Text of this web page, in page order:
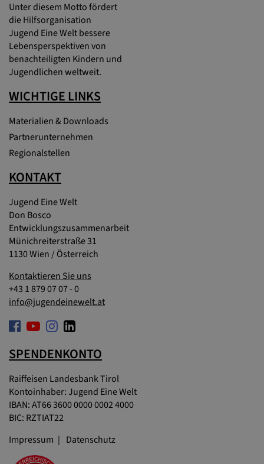
Unter diesem Motto fördert
die Hilfsorganisation
Jugend Eine Welt bessere
Lebensperspektiven von
benachteiligten Kindern und
Jugendlichen weltweit.
WICHTIGE LINKS
Materialien & Downloads
Partnerunternehmen
Regionalstellen
KONTAKT
Jugend Eine Welt
Don Bosco
Entwicklungszusammenarbeit
Münichreiterstraße 31
1130 Wien / Österreich
Kontaktieren Sie uns
+43 1 879 07 07 - 0
info@jugendeinewelt.at
SPENDENKONTO
Raiffeisen Landesbank Tirol
Kontoinhaber: Jugend Eine Welt
IBAN: AT66 3600 0000 0002 4000
BIC: RZTIAT22
Impressum
Datenschutz